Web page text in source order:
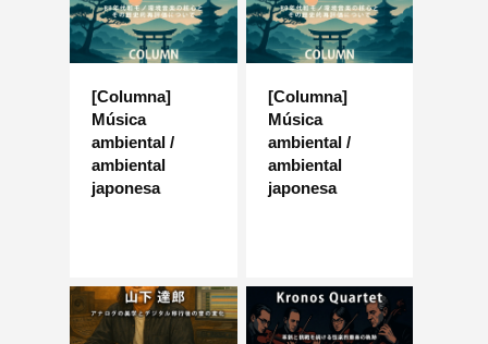
[Columna]
Música
ambiental /
ambiental
japonesa
[Columna]
Música
ambiental /
ambiental
japonesa